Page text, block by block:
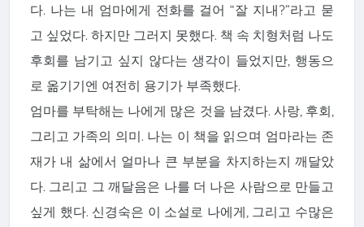
다. 나는 내 엄마에게 전화를 걸어 “잘 지내?”라고 묻
고 싶었다. 하지만 그러지 못했다. 책 속 치형처럼 나도
후회를 남기고 싶지 않다는 생각이 들었지만, 행동으
로 옮기기엔 여전히 용기가 부족했다.
엄마를 부탁해는 나에게 많은 것을 남겼다. 사랑, 후회,
그리고 가족의 의미. 나는 이 책을 읽으며 엄마라는 존
재가 내 삶에서 얼마나 큰 부분을 차지하는지 깨달았
다. 그리고 그 깨달음은 나를 더 나은 사람으로 만들고
싶게 했다. 신경숙은 이 소설로 나에게, 그리고 수많은